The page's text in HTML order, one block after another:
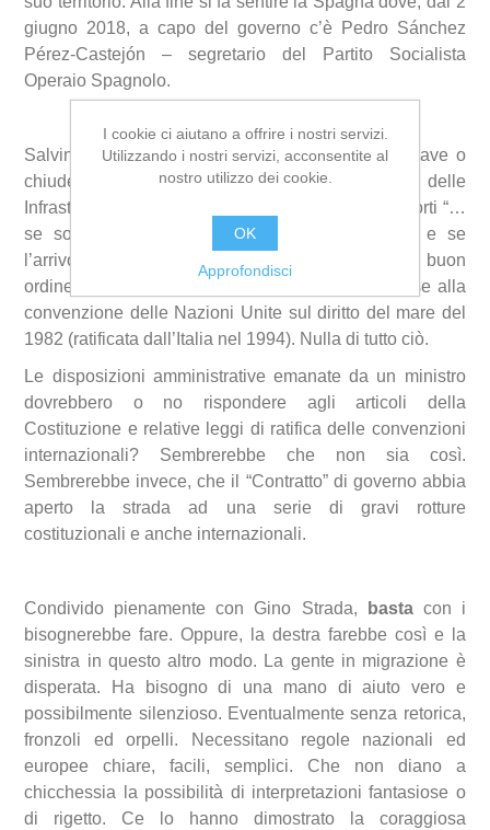
giugno 2018, a capo del governo c’è Pedro Sánchez
Pérez-Castejón – segretario del Partito Socialista
Operaio Spagnolo.
Salvini ministro dell’Interno, può “bloccare” una nave o
chiudere i porti? Dovrebbe essere il ministro delle
Infrastrutture Toninelli a decidere la chiusura dei porti “…
se sospetta una violazione delle leggi italiane, e se
l’arrivo della nave arreca pregiudizio alla pace, al buon
ordine e alla sicurezza dello stato costiero”, in base alla
convenzione delle Nazioni Unite sul diritto del mare del
1982 (ratificata dall’Italia nel 1994). Nulla di tutto ciò.
Le disposizioni amministrative emanate da un ministro
dovrebbero o no rispondere agli articoli della
Costituzione e relative leggi di ratifica delle convenzioni
internazionali? Sembrerebbe che non sia così.
Sembrerebbe invece, che il “Contratto” di governo abbia
aperto la strada ad una serie di gravi rotture
costituzionali e anche internazionali.
Condivido pienamente con Gino Strada, bastacon i
bisognerebbe fare. Oppure, la destra farebbe così e la
sinistra in questo altro modo. La gente in migrazione è
disperata. Ha bisogno di una mano di aiuto vero e
possibilmente silenzioso. Eventualmente senza retorica,
fronzoli ed orpelli. Necessitano regole nazionali ed
europee chiare, facili, semplici. Che non diano a
chicchessia la possibilità di interpretazioni fantasiose o
di rigetto. Ce lo hanno dimostrato la coraggiosa
I cookie ci aiutano a offrire i nostri servizi.
Utilizzando i nostri servizi, acconsentite al
nostro utilizzo dei cookie.
OK
Approfondisci